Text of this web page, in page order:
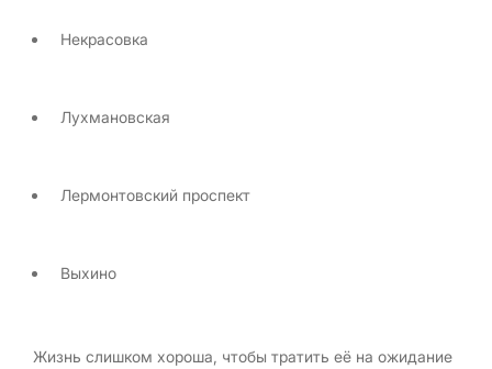
Некрасовка
Лухмановская
Лермонтовский проспект
Выхино
Жизнь слишком хороша, чтобы тратить её на ожидание